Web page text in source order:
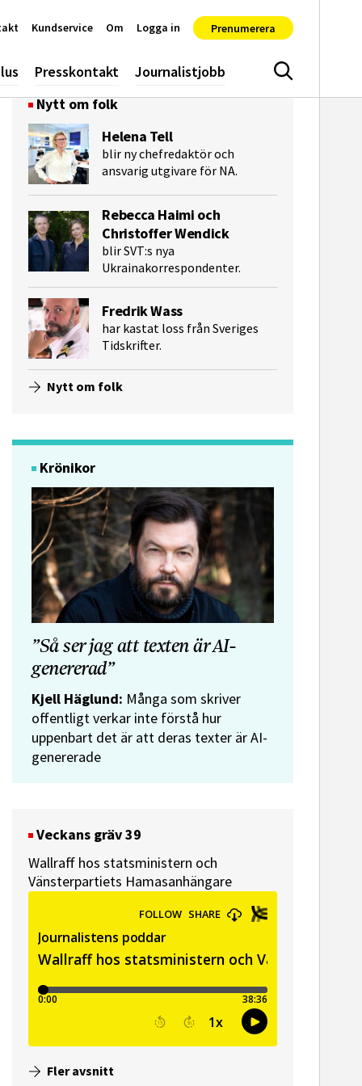
Presskontakt Journalistjobb Sök
Kundservice Om Logga in Prenumerera
Nytt om folk
Helena Tell
blir ny chefredaktör och
ansvarig utgivare för NA.
Rebecca Haimi och
Christoffer Wendick
blir SVT:s nya
Ukrainakorrespondenter.
Fredrik Wass
har kastat loss från Sveriges
Tidskrifter.
Nytt om folk
Krönikor
”Så ser jag att texten är AI-
genererad”
Kjell Häglund: Många som skriver
offentligt verkar inte förstå hur
uppenbart det är att deras texter är AI-
genererade
Veckans gräv 39
Wallraff hos statsministern och
Vänsterpartiets Hamasanhängare
Fler avsnitt